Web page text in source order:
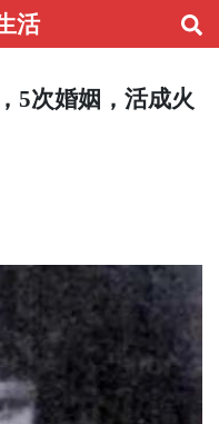
活
5次婚姻，活成火